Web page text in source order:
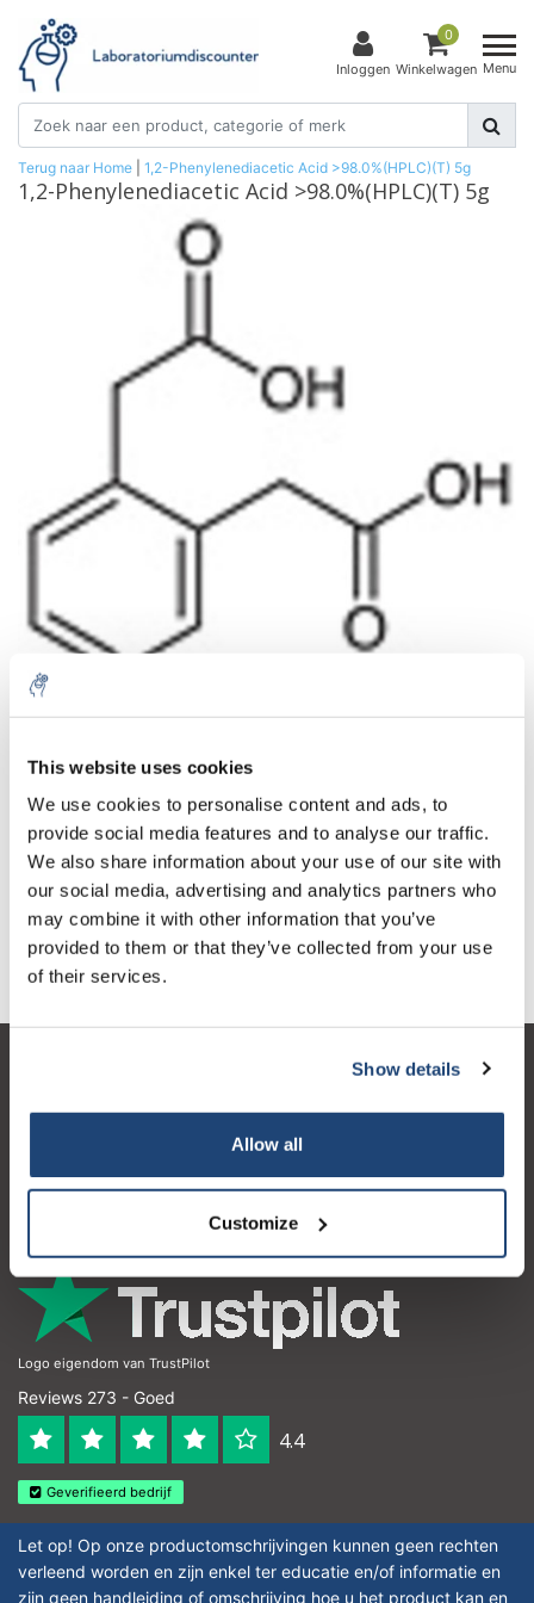
This website uses cookies
We use cookies to personalise content and ads, to
provide social media features and to analyse our traffic.
We also share information about your use of our site with
our social media, advertising and analytics partners who
may combine it with other information that you’ve
provided to them or that they’ve collected from your use
of their services.
Show details
Allow all
Customize
Inloggen
0
Winkelwagen Menu
Terug naar Home 1,2-Phenylenediacetic Acid >98.0%(HPLC)(T) 5g
1,2-Phenylenediacetic Acid >98.0%(HPLC)(T) 5g
1 Stuk Excl. btw
€48,42
Incl. btw
Toevoegen aan winkelwagen
Informatie
Contactgegevens
Logo eigendom van TrustPilot
Reviews 273 - Goed
4.4
Geverifieerd bedrijf
Let op! Op onze productomschrijvingen kunnen geen rechten
verleend worden en zijn enkel ter educatie en/of informatie en
zijn geen handleiding of omschrijving hoe u het product kan en